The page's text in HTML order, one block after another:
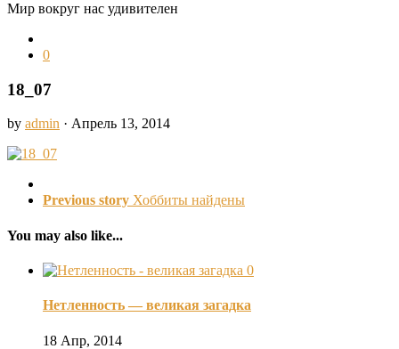
Мир вокруг нас удивителен
0
18_07
by admin · Апрель 13, 2014
Previous story Хоббиты найдены
You may also like...
0
Нетленность — великая загадка
18 Апр, 2014